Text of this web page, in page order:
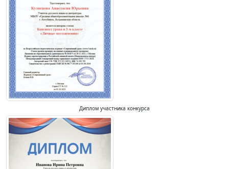
Диплом участника конкурса